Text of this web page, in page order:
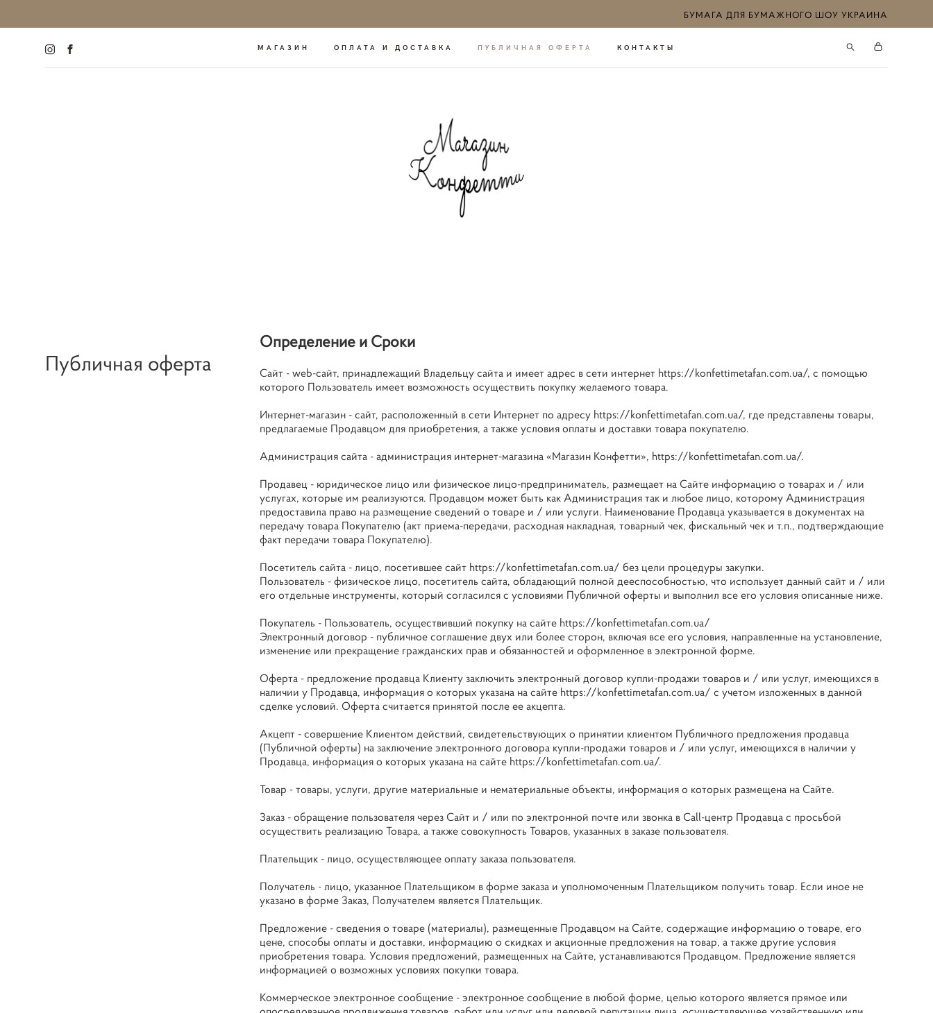
БУМАГА ДЛЯ БУМАЖНОГО ШОУ УКРАИНА
МАГАЗИН ОПЛАТА И ДОСТАВКА ПУБЛИЧНАЯ ОФЕРТА КОНТАКТЫ
Публичная оферта
Определение и Сроки
Сайт - web-сайт, принадлежащий Владельцу сайта и имеет адрес в сети интернет https://konfettimetafan.com.ua/, с помощью
которого Пользователь имеет возможность осуществить покупку желаемого товара.
Интернет-магазин - сайт, расположенный в сети Интернет по адресу https://konfettimetafan.com.ua/, где представлены товары,
предлагаемые Продавцом для приобретения, а также условия оплаты и доставки товара покупателю.
Администрация сайта - администрация интернет-магазина «Магазин Конфетти», https://konfettimetafan.com.ua/.
Продавец - юридическое лицо или физическое лицо-предприниматель, размещает на Сайте информацию о товарах и / или
услугах, которые им реализуются. Продавцом может быть как Администрация так и любое лицо, которому Администрация
предоставила право на размещение сведений о товаре и / или услуги. Наименование Продавца указывается в документах на
передачу товара Покупателю (акт приема-передачи, расходная накладная, товарный чек, фискальный чек и т.п., подтверждающие
факт передачи товара Покупателю).
Посетитель сайта - лицо, посетившее сайт https://konfettimetafan.com.ua/ без цели процедуры закупки.
Пользователь - физическое лицо, посетитель сайта, обладающий полной дееспособностью, что использует данный сайт и / или
его отдельные инструменты, который согласился с условиями Публичной оферты и выполнил все его условия описанные ниже.
Покупатель - Пользователь, осуществивший покупку на сайте https://konfettimetafan.com.ua/
Электронный договор - публичное соглашение двух или более сторон, включая все его условия, направленные на установление,
изменение или прекращение гражданских прав и обязанностей и оформленное в электронной форме.
Оферта - предложение продавца Клиенту заключить электронный договор купли-продажи товаров и / или услуг, имеющихся в
наличии у Продавца, информация о которых указана на сайте https://konfettimetafan.com.ua/ с учетом изложенных в данной
сделке условий. Оферта считается принятой после ее акцепта.
Акцепт - совершение Клиентом действий, свидетельствующих о принятии клиентом Публичного предложения продавца
(Публичной оферты) на заключение электронного договора купли-продажи товаров и / или услуг, имеющихся в наличии у
Продавца, информация о которых указана на сайте https://konfettimetafan.com.ua/.
Товар - товары, услуги, другие материальные и нематериальные объекты, информация о которых размещена на Сайте.
Заказ - обращение пользователя через Сайт и / или по электронной почте или звонка в Call-центр Продавца с просьбой
осуществить реализацию Товара, а также совокупность Товаров, указанных в заказе пользователя.
Плательщик - лицо, осуществляющее оплату заказа пользователя.
Получатель - лицо, указанное Плательщиком в форме заказа и уполномоченным Плательщиком получить товар. Если иное не
указано в форме Заказ, Получателем является Плательщик.
Предложение - сведения о товаре (материалы), размещенные Продавцом на Сайте, содержащие информацию о товаре, его
цене, способы оплаты и доставки, информацию о скидках и акционные предложения на товар, а также другие условия
приобретения товара. Условия предложений, размещенных на Сайте, устанавливаются Продавцом. Предложение является
информацией о возможных условиях покупки товара.
Коммерческое электронное сообщение - электронное сообщение в любой форме, целью которого является прямое или